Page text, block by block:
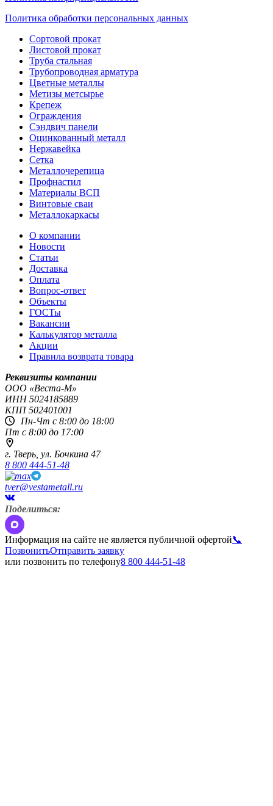
Политика обработки персональных данных
Сортовой прокат
Листовой прокат
Труба стальная
Трубопроводная арматура
Цветные металлы
Метизы метсырье
Крепеж
Ограждения
Сэндвич панели
Оцинкованный металл
Нержавейка
Сетка
Металлочерепица
Профнастил
Материалы ВСП
Винтовые сваи
Металлокаркасы
О компании
Новости
Статьи
Доставка
Оплата
Вопрос-ответ
Объекты
ГОСТы
Вакансии
Калькулятор металла
Акции
Правила возврата товара
Реквизиты компании
OOO «Веста-М»
ИНН5024185889
КПП502401001
Пн-Чт с 8:00 до 18:00
Пт с 8:00 до 17:00
г. Тверь, ул. Бочкина 47
8 800 444-51-48
tver@vestametall.ru
Поделиться:
Информация на сайте не является публичной офертой📞
ПозвонитьОтправить заявку
или позвонить по телефону8 800 444-51-48